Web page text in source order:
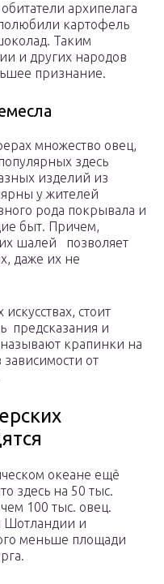
архипелага
картофель
Таким
и других народов
признание.
множество овец,
здесь
изделий из
у жителей
рода покрывала и
быт. Причем,
шалей позволяет
даже их не
стоит
предсказания и
крапинки на
от
океане ещё
здесь на 50 тыс.
100 тыс. овец.
Шотландии и
меньше площади